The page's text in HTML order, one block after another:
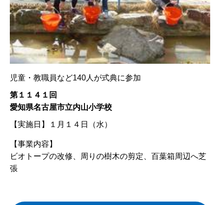
児童・教職員など140人が式典に参加
第１１４１回
愛知県名古屋市立内山小学校
【実施日】 １月１４日（水）
【事業内容】
ビオトープの改修、周りの樹木の剪定、百葉箱周辺へ芝
張